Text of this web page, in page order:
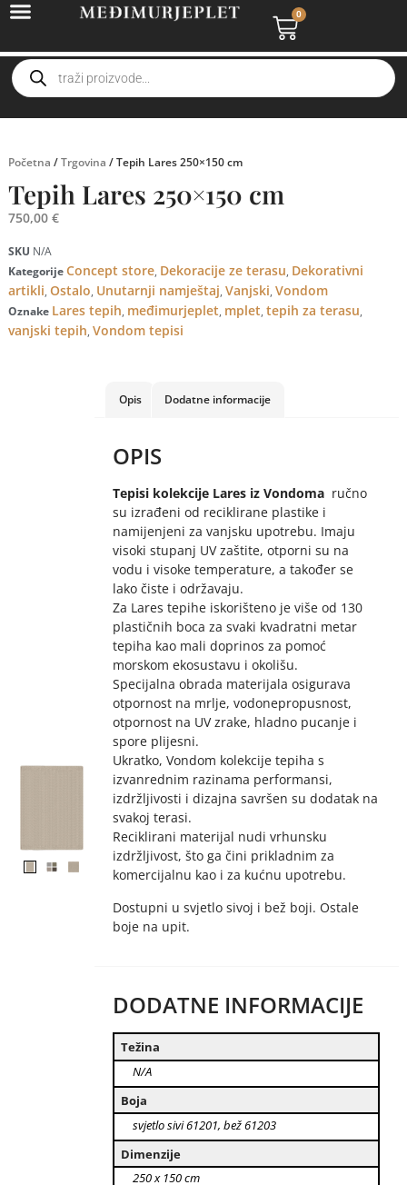
0
Početna /Trgovina / Tepih Lares 250×150 cm
Tepih Lares 250×150 cm
750,00 €
SKU N/A
KategorijeConcept store, Dekoracije ze terasu, Dekorativni
artikli, Ostalo, Unutarnji namještaj, Vanjski, Vondom
Oznake Lares tepih, međimurjeplet, mplet, tepih za terasu,
vanjski tepih, Vondom tepisi
Opis Dodatne informacije
OPIS
Tepisi kolekcije Lares iz Vondoma ručno
su izrađeni od reciklirane plastike i
namijenjeni za vanjsku upotrebu. Imaju
visoki stupanj UV zaštite, otporni su na
vodu i visoke temperature, a također se
lako čiste i održavaju.
Za Lares tepihe iskorišteno je više od 130
plastičnih boca za svaki kvadratni metar
tepiha kao mali doprinos za pomoć
morskom ekosustavu i okolišu.
Specijalna obrada materijala osigurava
otpornost na mrlje, vodonepropusnost,
otpornost na UV zrake, hladno pucanje i
spore plijesni.
Ukratko, Vondom kolekcije tepiha s
izvanrednim razinama performansi,
izdržljivosti i dizajna savršen su dodatak na
svakoj terasi.
Reciklirani materijal nudi vrhunsku
izdržljivost, što ga čini prikladnim za
komercijalnu kao i za kućnu upotrebu.
Dostupni u svjetlo sivoj i bež boji. Ostale
boje na upit.
DODATNE INFORMACIJE
Težina
N/A
Boja
svjetlo sivi 61201, bež 61203
Dimenzije
250 x 150 cm